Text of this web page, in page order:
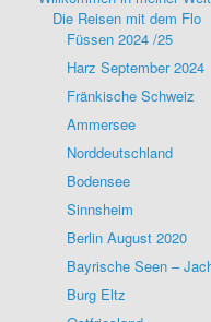
Die Reisen mit dem Flo
Füssen 2024 /25
Harz September 2024
Fränkische Schweiz
Ammersee
Norddeutschland
Bodensee
Sinnsheim
Berlin August 2020
Bayrische Seen –
Burg Eltz